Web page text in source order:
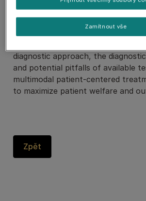
During the webinar, participants
into the pathophysiology of this
prevalent clinical syndrome. They
diagnostic approach, the
and potential pitfalls of available
multimodal patient-centered
to maximize patient welfare and
Zpět
Zamítnout vše